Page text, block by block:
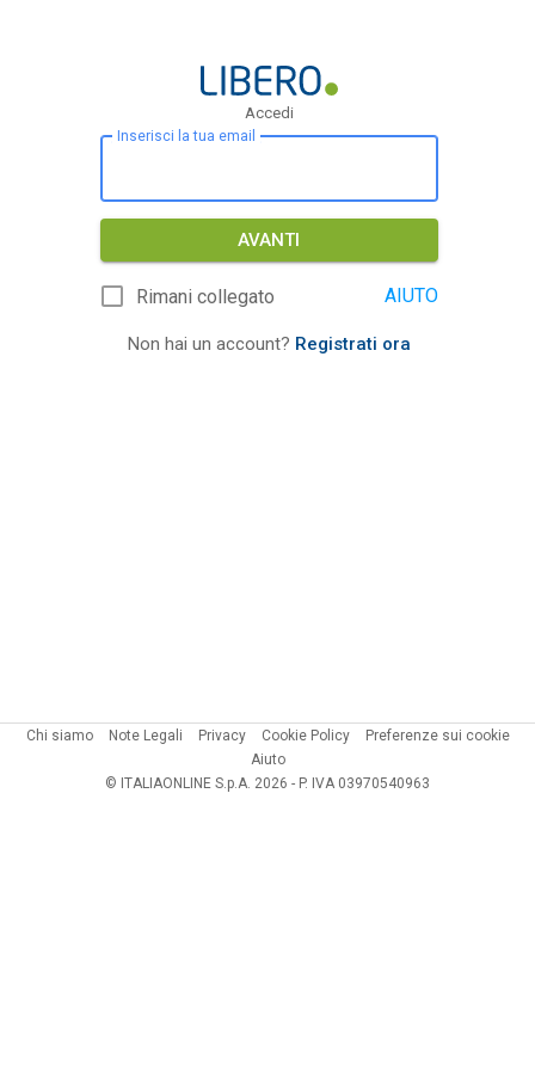
Accedi
Inserisci la tua email
AVANTI
Rimani collegato AIUTO
Non hai un account? Registrati ora
Chi siamo Note Legali Privacy Cookie Policy
Preferenze sui cookie
Aiuto
© ITALIAONLINE S.p.A. 2026 - P. IVA 03970540963